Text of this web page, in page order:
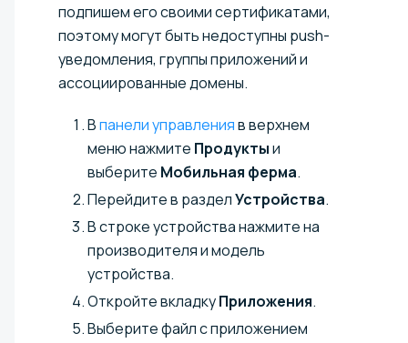
подпишем его своими сертификатами,
поэтому могут быть недоступны push-
уведомления, группы приложений и
ассоциированные домены.
Впанели управленияв верхнем
меню нажмите Продуктыи
выберите Мобильная ферма.
Перейдите в разделУстройства.
В строке устройства нажмите на
производителя и модель
устройства.
Откройте вкладкуПриложения.
Выберите файл с приложением